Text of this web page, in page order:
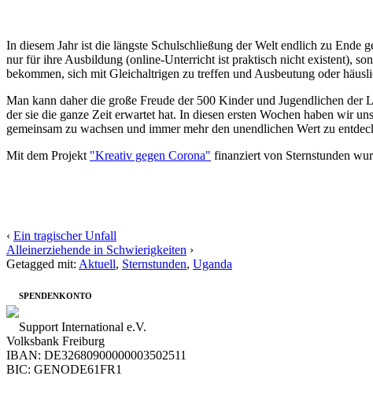
In diesem Jahr ist die längste Schulschließung der Welt endlich zu Ende
nur für ihre Ausbildung (online-Unterricht ist praktisch nicht existent),
bekommen, sich mit Gleichaltrigen zu treffen und Ausbeutung oder
Man kann daher die große Freude der 500 Kinder und Jugendlichen der
der sie die ganze Zeit erwartet hat. In diesen ersten Wochen haben wir
gemeinsam zu wachsen und immer mehr den unendlichen Wert zu
Mit dem Projekt "Kreativ gegen Corona" finanziert von Sternstunden
‹ Ein tragischer Unfall
Alleinerziehende in Schwierigkeiten ›
Getagged mit: Aktuell, Sternstunden, Uganda
SPENDENKONTO
Support International e.V.
Volksbank Freiburg
IBAN: DE32680900000003502511
BIC: GENODE61FR1